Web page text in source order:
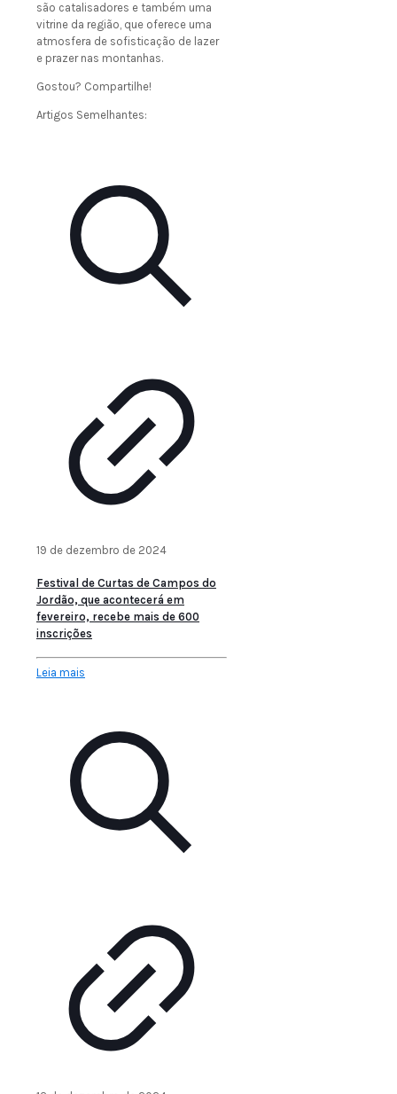
são catalisadores e também uma
vitrine da região, que oferece uma
atmosfera de sofisticação de lazer
e prazer nas montanhas.
Gostou? Compartilhe!
Artigos Semelhantes:
19 de dezembro de 2024
Festival de Curtas de Campos do
Jordão, que acontecerá em
fevereiro, recebe mais de 600
inscrições
Leia mais